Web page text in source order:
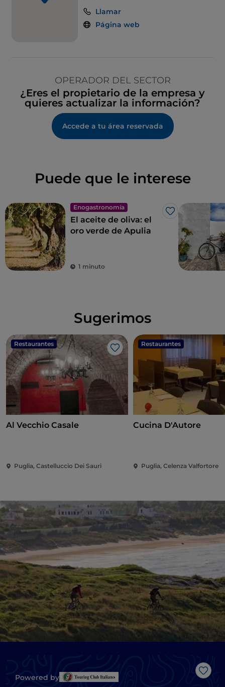
Llamar
Página web
OPERADOR DEL SECTOR
¿Eres el propietario de la empresa y
quieres actualizar la información?
Accede a tu área reservada
Puede que le interese
Enogastronomía
Me gusta
El aceite de oliva: el
oro verde de Apulia
1 minuto
Sugerimos
Restaurantes
Me gusta
Al Vecchio Casale
Puglia, Castelluccio Dei Sauri
Restaurantes
Cucina D'Autore
Puglia, Celenza Valfortore
Me
Powered by